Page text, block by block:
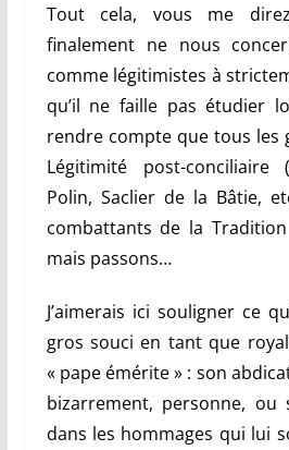
Tout cela, vous me
finalement ne nous
comme légitimistes à
qu’il ne faille pas étudier
rendre compte que tous les
Légitimité post-conciliaire
Polin, Saclier de la Bâtie,
combattants de la
mais passons…
J’aimerais ici souligner ce
gros souci en tant que
« pape émérite » : son
bizarrement, personne, ou
dans les hommages qui lui